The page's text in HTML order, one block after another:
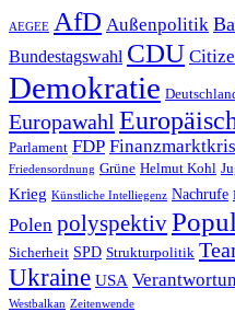
Beitragsnavigation
AEGEE AfD Außenpolitik
Bundestagswahl CDU
Demokratie
Europawahl
Parlament FDP
Friedensordnung Grüne Helmut Kohl
Krieg Künstliche Intelliegenz Nachrufe
Polen polyspektiv
Sicherheit SPD Strukturpolitik
Ukraine USA
Westbalkan Zeitenwende